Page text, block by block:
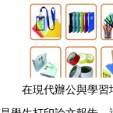
在現代辦公與學習